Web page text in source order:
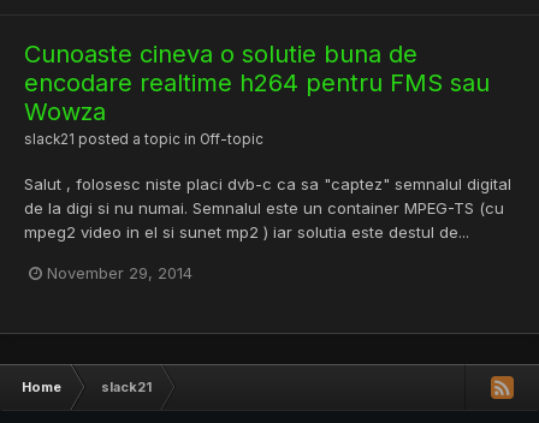
Cunoaste cineva o solutie buna de
encodare realtime h264 pentru FMS sau
Wowza
slack21 posted a topic in Off-topic
Salut , folosesc niste placi dvb-c ca sa "captez" semnalul digital
de la digi si nu numai. Semnalul este un container MPEG-TS (cu
mpeg2 video in el si sunet mp2 ) iar solutia este destul de...
November 29, 2014
Home slack21